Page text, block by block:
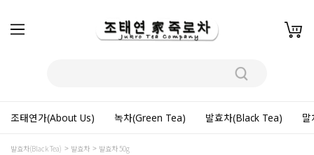
조태연가(About Us) 녹차(Green Tea) 발효차(Black Tea)
발효차(Black Tea) 발효차 발효차 50g